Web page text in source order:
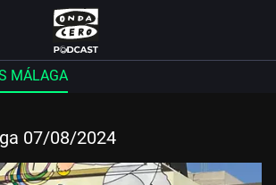
MÁLAGA
07/08/2024